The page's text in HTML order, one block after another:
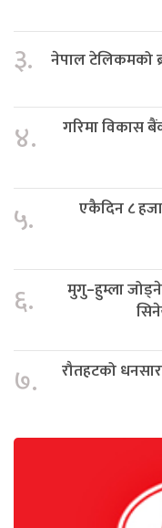
३. नेपाल टेलिकमको
४.
गरिमा विकास
५.
एकैदिन ८
६.
मुगु–हुम्ला
७.
रौतहटको